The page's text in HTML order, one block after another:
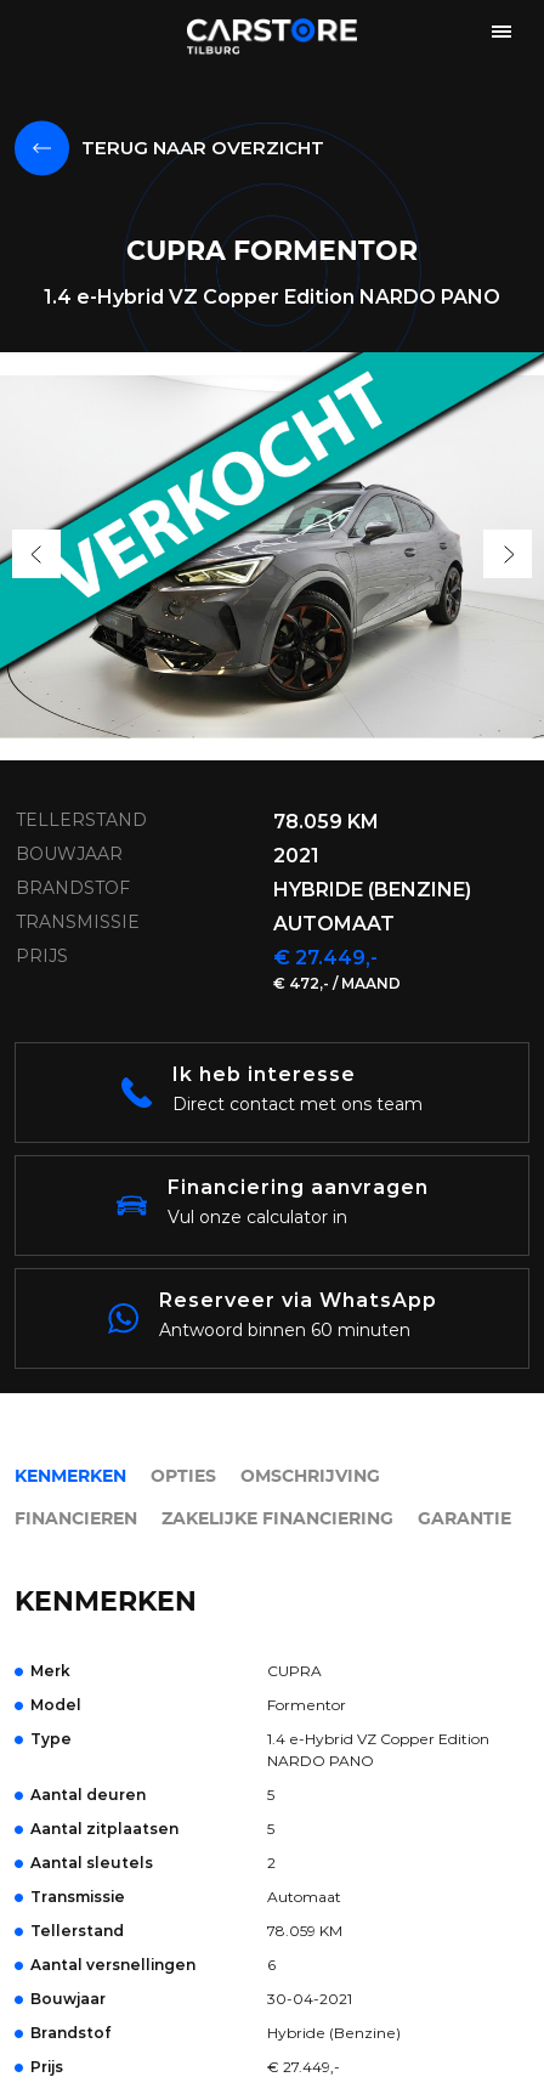
TERUG NAAR OVERZICHT
CUPRA FORMENTOR
1.4 e-Hybrid VZ Copper Edition NARDO PANO
TELLERSTAND 78.059 KM
BOUWJAAR 2021
BRANDSTOF HYBRIDE (BENZINE)
TRANSMISSIE AUTOMAAT
PRIJS € 27.449,-
€ 472,- / MAAND
Ik heb interesse
Direct contact met ons team
Financiering aanvragen
Vul onze calculator in
Reserveer via WhatsApp
Antwoord binnen 60 minuten
KENMERKEN OPTIES OMSCHRIJVING
FINANCIEREN ZAKELIJKE FINANCIERING GARANTIE
KENMERKEN
Merk
CUPRA
Model
Formentor
Type
1.4 e-Hybrid VZ Copper Edition
NARDO PANO
Aantal deuren
5
Aantal zitplaatsen
5
Aantal sleutels
2
Transmissie
Automaat
Tellerstand
78.059 KM
Aantal versnellingen
6
Bouwjaar
30-04-2021
Brandstof
Hybride (Benzine)
Prijs
€ 27.449,-